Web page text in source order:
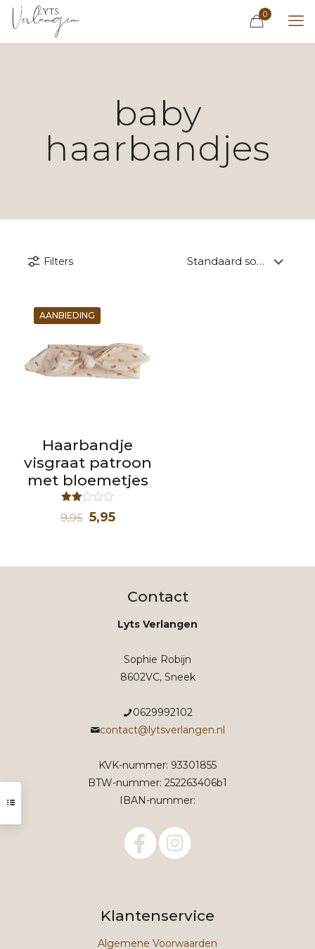
0
baby
haarbandjes
Filters
AANBIEDING
Haarbandje
visgraat patroon
met bloemetjes
Waardering
2.00
9,95 Oorspronkelijke
9,95.
5,95Huidige
5,95.
Contact
Lyts Verlangen
Sophie Robijn
8602VC, Sneek
0629992102
contact@lytsverlangen.nl
KVK-nummer: 93301855
BTW-nummer: 252263406b1
IBAN-nummer:
Klantenservice
Algemene Voorwaarden